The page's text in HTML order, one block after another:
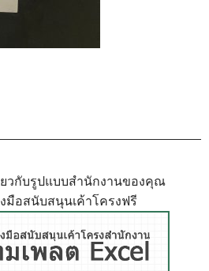
วกับรูปแบบสำนักงานของคุณ
มือสนับสนุนเค้าโครงฟรี